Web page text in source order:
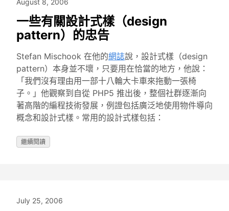
August 8, 2006
一些有關設計式樣（design
pattern）的忠告
Stefan Mischook 在他的網誌說，設計式樣（design
pattern）本身並不壞，只要用在恰當的地方，他說：
「我們沒有理由用一部十八輪大卡車來拖動一張椅
子。」他觀察到自從 PHP5 推出後，整個社群逐漸向
著高階的編程技術發展，例證包括廣泛地使用物件導向
概念和設計式樣。常用的設計式樣包括：
繼續閱讀
July 25, 2006